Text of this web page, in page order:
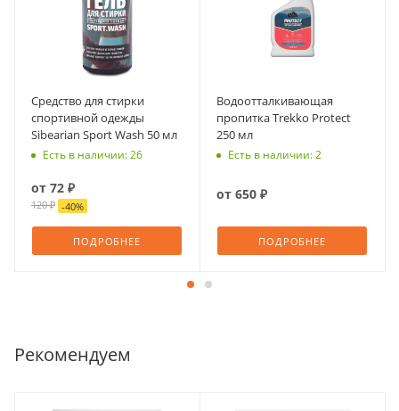
Средство для стирки
спортивной одежды
Sibearian Sport Wash 50 мл
Есть в наличии: 26
от 72 ₽
120 ₽ -40%
ПОДРОБНЕЕ
Водоотталкивающая
пропитка Trekko Protect
250 мл
Есть в наличии: 2
от 650 ₽
ПОДРОБНЕЕ
Рекомендуем